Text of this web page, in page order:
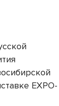
EXPO-